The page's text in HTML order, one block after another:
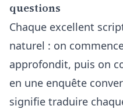
questions
Chaque excellent
naturel : on
approfondit, puis on
en une enquête
signifie traduire